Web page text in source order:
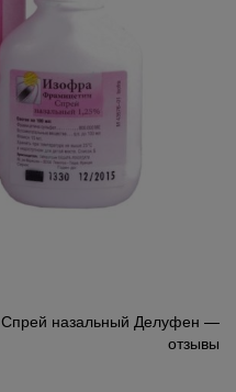
Спрей назальный Делуфен —
отзывы